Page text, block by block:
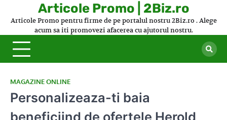
Articole Promo | 2Biz.ro
Articole Promo pentru firme de pe portalul nostru 2Biz.ro . Alege
acum sa iti promovezi afacerea cu ajutorul nostru.
MAGAZINE ONLINE
Personalizeaza-ti baia
beneficiind de ofertele Herold